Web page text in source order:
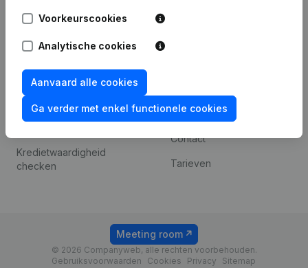
Voorkeurscookies
Analytische cookies
Aanvaard alle cookies
Ga verder met enkel functionele cookies
Spotlight
fraudepreventie
Jaarrekening raadplegen
Kredietwaardigheid
checken
Betalingservaring
Contact
Tarieven
© 2026 Companyweb, alle rechten voorbehouden.
Gebruiksvoorwaarden
Cookies Privacy Sitemap
Meeting room